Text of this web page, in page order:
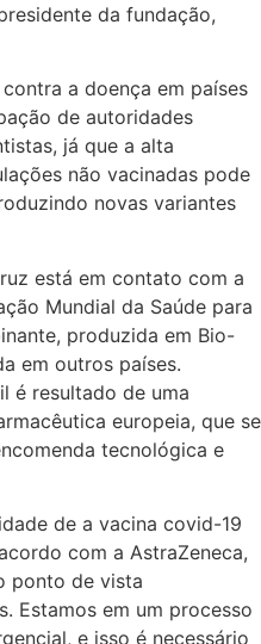
da fundação,
a doença em países
de autoridades
já que a alta
não vacinadas pode
novas variantes
está em contato com a
Mundial da Saúde para
produzida em Bio-
em outros países.
é resultado de uma
europeia, que se
tecnológica e
de a vacina covid-19
com a AstraZeneca,
ponto de vista
Estamos em um processo
e isso é necessário